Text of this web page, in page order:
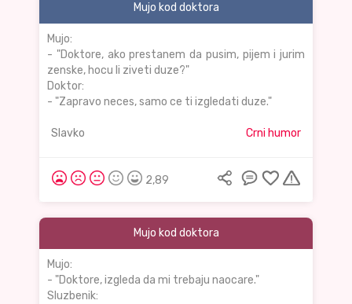
Mujo kod doktora
Mujo:
- "Doktore, ako prestanem da pusim, pijem i jurim
zenske, hocu li ziveti duze?"
Doktor:
- "Zapravo neces, samo ce ti izgledati duze."
Slavko Crni humor
2,89
Mujo kod doktora
Mujo:
- "Doktore, izgleda da mi trebaju naocare."
Sluzbenik: